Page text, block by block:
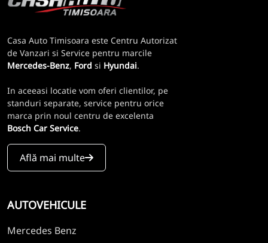
Casa Auto Timisoara este Centru Autorizat
de Vanzari si Service pentru marcile
Mercedes-Benz, Ford si Hyundai.
In aceeasi locatie vom oferi clientilor, pe
standuri separate, service pentru orice
marca prin noul centru de excelenta
Bosch Car Service.
Află mai multe
AUTOVEHICULE
Mercedes Benz